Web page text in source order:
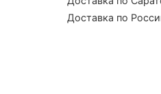
Доставка по